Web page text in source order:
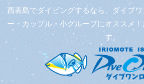
西表島でダイビングするなら、ダイブ
ー・カップル・小グループにオススメ
す。